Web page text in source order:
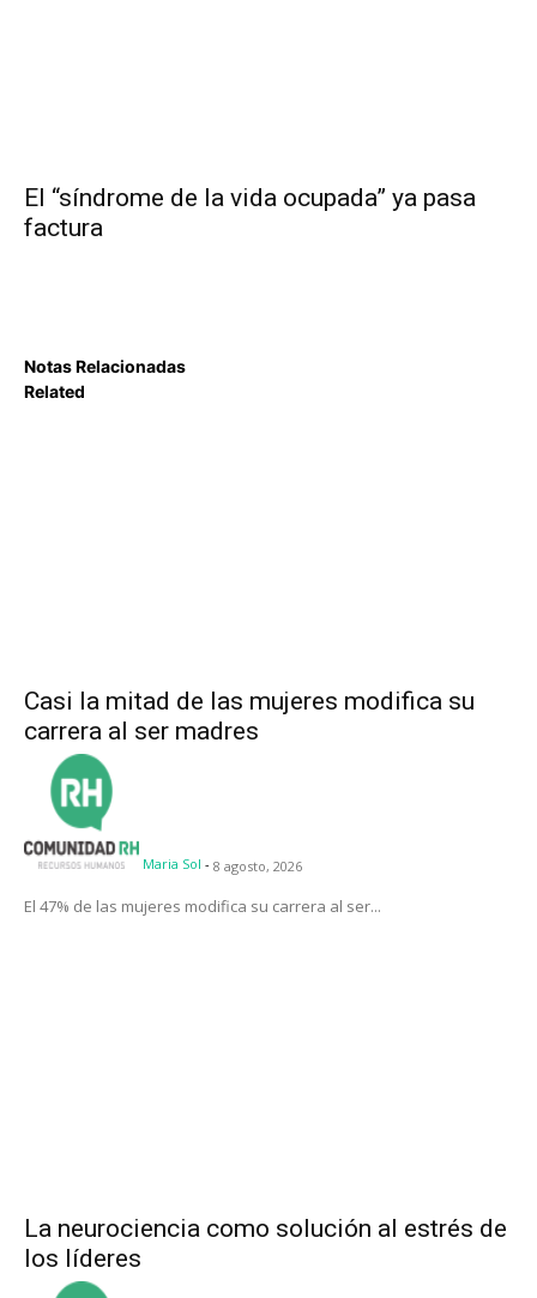
El “síndrome de la vida ocupada” ya pasa
factura
Notas Relacionadas
Related
Casi la mitad de las mujeres modifica su
carrera al ser madres
Maria Sol - 8 agosto, 2026
El 47% de las mujeres modifica su carrera al ser...
La neurociencia como solución al estrés de
los líderes